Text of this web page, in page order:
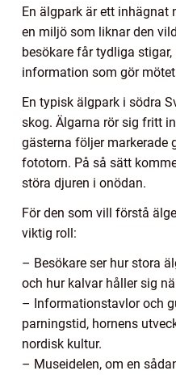
En älgpark är ett inhägnat
en miljö som liknar den
besökare får tydliga
information som gör
En typisk älgpark i södra
skog. Älgarna rör sig fritt
gästerna följer markerade
fototorn. På så sätt
störa djuren i onödan.
För den som vill förstå
viktig roll:
– Besökare ser hur stora
och hur kalvar håller sig
– Informationstavlor och
parningstid, hornens
nordisk kultur.
– Museidelen, om en